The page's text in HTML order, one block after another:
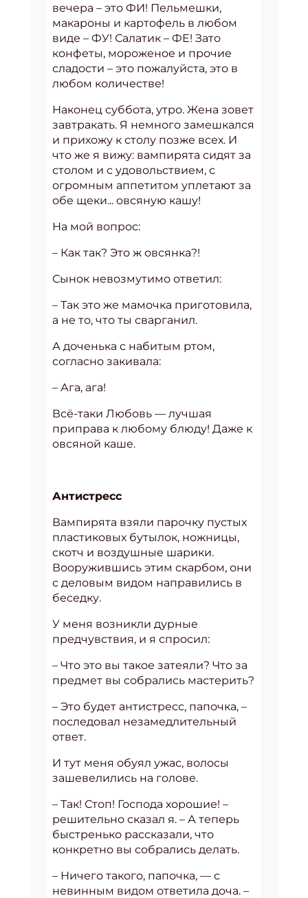
вечера – это ФИ! Пельмешки,
макароны и картофель в любом
виде – ФУ! Салатик – ФЕ! Зато
конфеты, мороженое и прочие
сладости – это пожалуйста, это в
любом количестве!
Наконец суббота, утро. Жена зовет
завтракать. Я немного замешкался
и прихожу к столу позже всех. И
что же я вижу: вампирята сидят за
столом и с удовольствием, с
огромным аппетитом уплетают за
обе щеки... овсяную кашу!
На мой вопрос:
– Как так? Это ж овсянка?!
Сынок невозмутимо ответил:
– Так это же мамочка приготовила,
а не то, что ты сварганил.
А доченька с набитым ртом,
согласно закивала:
– Ага, ага!
Всё-таки Любовь — лучшая
приправа к любому блюду! Даже к
овсяной каше.
Антистресс
Вампирята взяли парочку пустых
пластиковых бутылок, ножницы,
скотч и воздушные шарики.
Вооружившись этим скарбом, они
с деловым видом направились в
беседку.
У меня возникли дурные
предчувствия, и я спросил:
– Что это вы такое затеяли? Что за
предмет вы собрались мастерить?
– Это будет антистресс, папочка, –
последовал незамедлительный
ответ.
И тут меня обуял ужас, волосы
зашевелились на голове.
– Так! Стоп! Господа хорошие! –
решительно сказал я. – А теперь
быстренько рассказали, что
конкретно вы собрались делать.
– Ничего такого, папочка, — с
невинным видом ответила доча. –